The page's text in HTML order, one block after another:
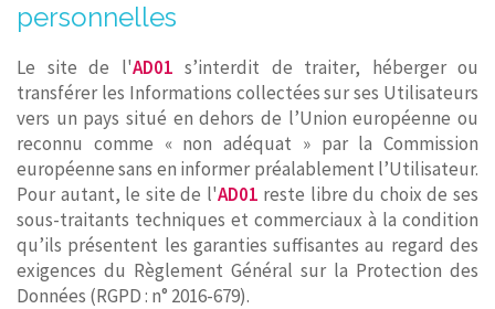
personnelles
Le site de l'AD01 s’interdit de traiter, héberger ou
transférer les Informations collectées sur ses Utilisateurs
vers un pays situé en dehors de l’Union européenne ou
reconnu comme « non adéquat » par la Commission
européenne sans en informer préalablement l’Utilisateur.
Pour autant, le site de l'AD01 reste libre du choix de ses
sous-traitants techniques et commerciaux à la condition
qu’ils présentent les garanties suffisantes au regard des
exigences du Règlement Général sur la Protection des
Données (RGPD : n° 2016-679).